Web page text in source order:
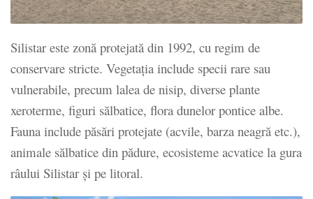
Silistar este zonă protejată din 1992, cu regim de
conservare stricte. Vegetația include specii rare sau
vulnerabile, precum lalea de nisip, diverse plante
xeroterme, figuri sălbatice, flora dunelor pontice albe.
Fauna include păsări protejate (acvile, barza neagră etc.),
animale sălbatice din pădure, ecosisteme acvatice la gura
râului Silistar și pe litoral.